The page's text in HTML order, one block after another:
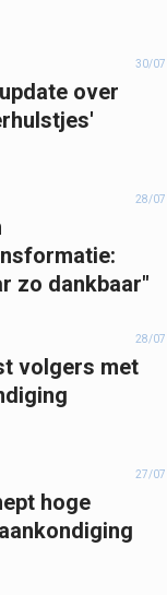
30/07
over
28/07
zo dankbaar"
28/07
volgers met
27/07
hoge